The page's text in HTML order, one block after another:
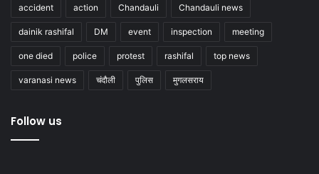
accident action Chandauli Chandauli news
dainik rashifal DM event inspection meeting
one died police protest rashifal top news
varanasi news चंदौली पुलिस मुगलसराय
Follow us